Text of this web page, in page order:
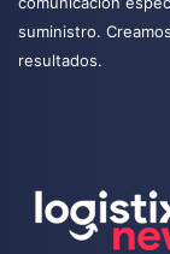
suministro.
resultados.